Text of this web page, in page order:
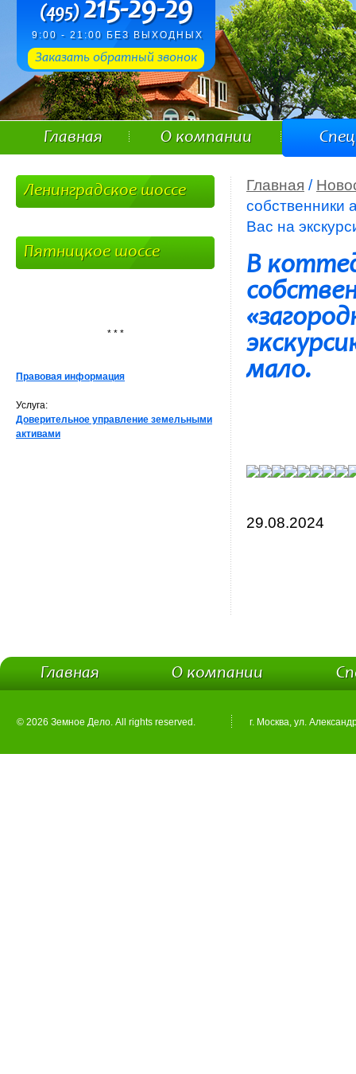
(495)215-29-29
9:00 - 21:00 БЕЗ ВЫХОДНЫХ
Заказать обратный звонок
Главная О компании
Главная /
собственники
Вас на
В
мало.
29.08.2024
Ленинградское шоссе
Пятницкое шоссе
* * *
Правовая информация
Услуга:
Доверительное управление земельными
активами
Главная О компании
© 2026 Земное Дело. All rights reserved. г. Москва, ул.